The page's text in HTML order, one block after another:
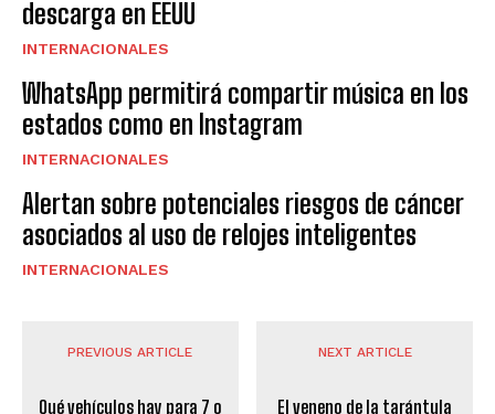
descarga en EEUU
INTERNACIONALES
WhatsApp permitirá compartir música en los
estados como en Instagram
INTERNACIONALES
Alertan sobre potenciales riesgos de cáncer
asociados al uso de relojes inteligentes
INTERNACIONALES
PREVIOUS ARTICLE
Qué vehículos hay para 7 o
NEXT ARTICLE
El veneno de la tarántula